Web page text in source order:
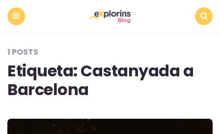
1 POSTS
Etiqueta:Castanyada a
Barcelona